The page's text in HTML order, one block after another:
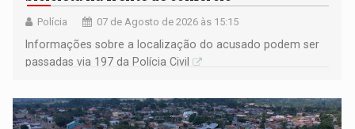
Polícia 07 de Agosto de 2026 às 15:15
Informações sobre a localização do acusado podem ser
passadas via 197 da Polícia Civil